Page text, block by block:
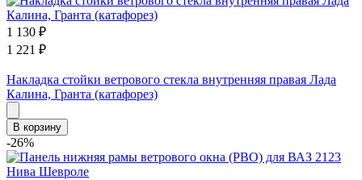
1 130 ₽
1 221 ₽
Накладка стойки ветрового стекла внутренняя правая Лада
Калина, Гранта (катафорез)
В корзину
-26%